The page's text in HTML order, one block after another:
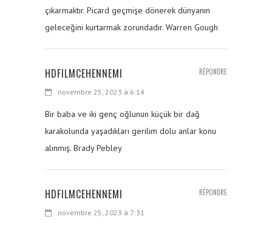
çıkarmaktır. Picard geçmişe dönerek dünyanın
geleceğini kurtarmak zorundadır. Warren Gough
HDFILMCEHENNEMI
novembre 25, 2023 à 6:14
Bir baba ve iki genç oğlunun küçük bir dağ
karakolunda yaşadıkları gerilim dolu anlar konu
alınmış. Brady Pebley
RÉPONDRE
HDFILMCEHENNEMI
novembre 25, 2023 à 7:31
RÉPONDRE